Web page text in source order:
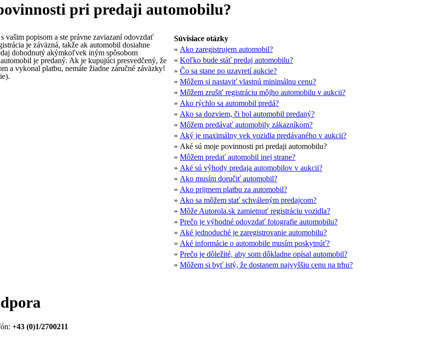
pri predaji automobilu?
vašim popisom a ste právne zaviazaní odovzdať
je záväzná, takže ak automobil dosiahne
dohodnutý akýmkoľvek iným spôsobom
je predaný. Ak je kupujúci presvedčený, že
a vykonal platbu, nemáte žiadne záručné záväzky!
Súvisiace otázky
» Ako zaregistrujem automobil?
» Koľko bude stáť predaj automobilu?
» Čo sa stane po uzavretí aukcie?
» Môžem si nastaviť vlastnú minimálnu cenu?
» Môžem zrušiť registráciu môjho automobilu v aukcii?
» Ako rýchlo sa automobil predá?
» Ako sa dozviem, či bol automobil predaný?
» Môžem predávať automobily zákazníkom?
» Aký je maximálny vek vozidla predávaného v aukcii?
» Aké sú moje povinnosti pri predaji automobilu?
» Môžem predať automobil inej strane?
» Aké sú výhody predaja automobilov v aukcii?
» Ako musím doručiť automobil?
» Ako prijmem platbu za automobil?
» Ako sa môžem stať schváleným predajcom?
» Môže Autorola.sk zamietnuť registráciu vozidla?
» Prečo je výhodné odovzdať fotografie automobilu?
» Aké jednoduché je zaregistrovanie automobilu?
» Aké informácie o automobile musím poskytnúť?
» Prečo je dôležité, aby som dôkladne opísal automobil?
» Môžem si byť istý, že dostanem najvyššiu cenu na trhu?
+43 (0)1/2700211